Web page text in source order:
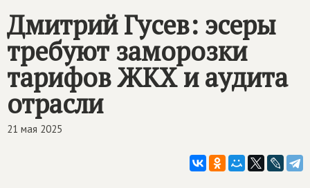
Архив
Дмитрий Гусев: эсеры
требуют заморозки
тарифов ЖКХ и аудита
отрасли
21 мая 2025